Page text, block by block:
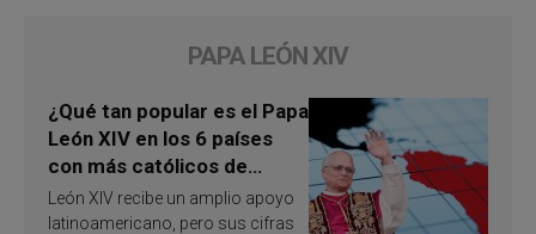
PAPA LEÓN XIV
¿Qué tan popular es el Papa
León XIV en los 6 países
con más católicos de
América Latina en 2026?
Publican resultados de
León XIV recibe un amplio apoyo
latinoamericano, pero sus cifras